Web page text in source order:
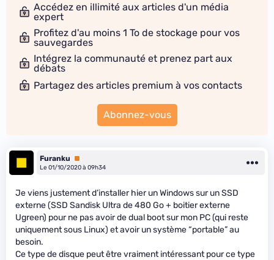
Accédez en illimité aux articles d'un média
expert
Profitez d'au moins 1 To de stockage pour vos
sauvegardes
Intégrez la communauté et prenez part aux
débats
Partagez des articles premium à vos contacts
Abonnez-vous
Furanku
Premium
Le 01/10/2020 à 09h34
Je viens justement d’installer hier un Windows sur un SSD
externe (SSD Sandisk Ultra de 480 Go + boitier externe
Ugreen) pour ne pas avoir de dual boot sur mon PC (qui reste
uniquement sous Linux) et avoir un système “portable” au
besoin.
Ce type de disque peut être vraiment intéressant pour ce type